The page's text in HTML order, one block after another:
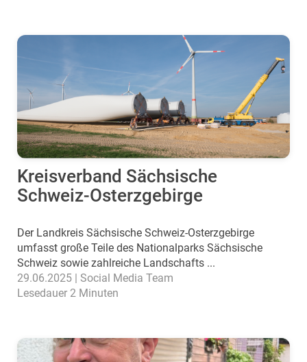
Kreisverband Sächsische
Schweiz-Osterzgebirge
Der Landkreis Sächsische Schweiz-Osterzgebirge
umfasst große Teile des Nationalparks Sächsische
Schweiz sowie zahlreiche Landschafts ...
29.06.2025 | Social Media Team
Lesedauer 2 Minuten